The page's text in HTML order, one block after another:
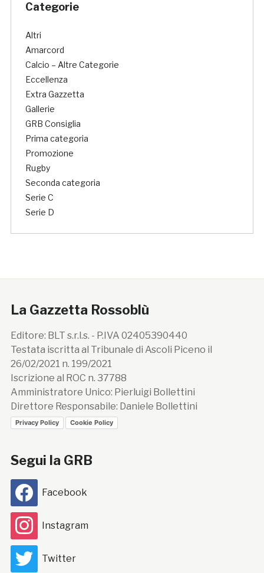
Categorie
Altri
Amarcord
Calcio – Altre Categorie
Eccellenza
Extra Gazzetta
Gallerie
GRB Consiglia
Prima categoria
Promozione
Rugby
Seconda categoria
Serie C
Serie D
La Gazzetta Rossoblù
Editore: BLT s.r.l.s. - P.IVA 02405390440
Testata iscritta al Tribunale di Ascoli Piceno il
26/02/2021 n. 199/2021
Iscrizione al ROC n. 37788
Amministratore Unico: Pierluigi Bollettini
Direttore Responsabile: Daniele Bollettini
Privacy Policy Cookie Policy
Segui la GRB
Facebook
Instagram
Twitter